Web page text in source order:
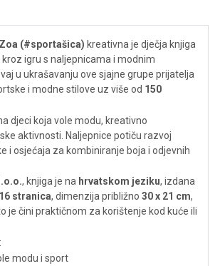
(#sportašica) kreativna je dječja knjiga
igru s naljepnicama i modnim
u ukrašavanju ove sjajne grupe prijatelja
i modne stilove uz više od 150
djeci koja vole modu, kreativno
aktivnosti. Naljepnice potiču razvoj
i osjećaja za kombiniranje boja i odjevnih
, knjiga je na hrvatskom jeziku, izdana
16 stranica, dimenzija približno 30 x 21 cm,
je čini praktičnom za korištenje kod kuće ili
modu i sport